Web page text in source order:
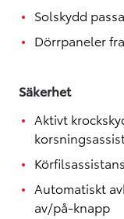
Solskydd
Dörrpaneler
Säkerhet
Aktivt
Automatiskt
av/på-knapp